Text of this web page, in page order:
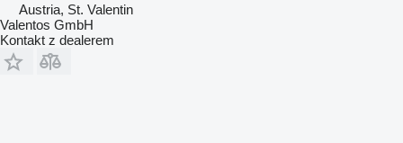
Austria, St. Valentin
Valentos GmbH
Kontakt z dealerem